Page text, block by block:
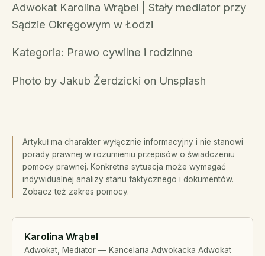
Adwokat Karolina Wrąbel | Stały mediator przy
Sądzie Okręgowym w Łodzi
Kategoria: Prawo cywilne i rodzinne
Photo by Jakub Żerdzicki on Unsplash
Artykuł ma charakter wyłącznie informacyjny i nie stanowi
porady prawnej w rozumieniu przepisów o świadczeniu
pomocy prawnej. Konkretna sytuacja może wymagać
indywidualnej analizy stanu faktycznego i dokumentów.
Zobacz też zakres pomocy.
Karolina Wrąbel
Adwokat, Mediator — Kancelaria Adwokacka Adwokat